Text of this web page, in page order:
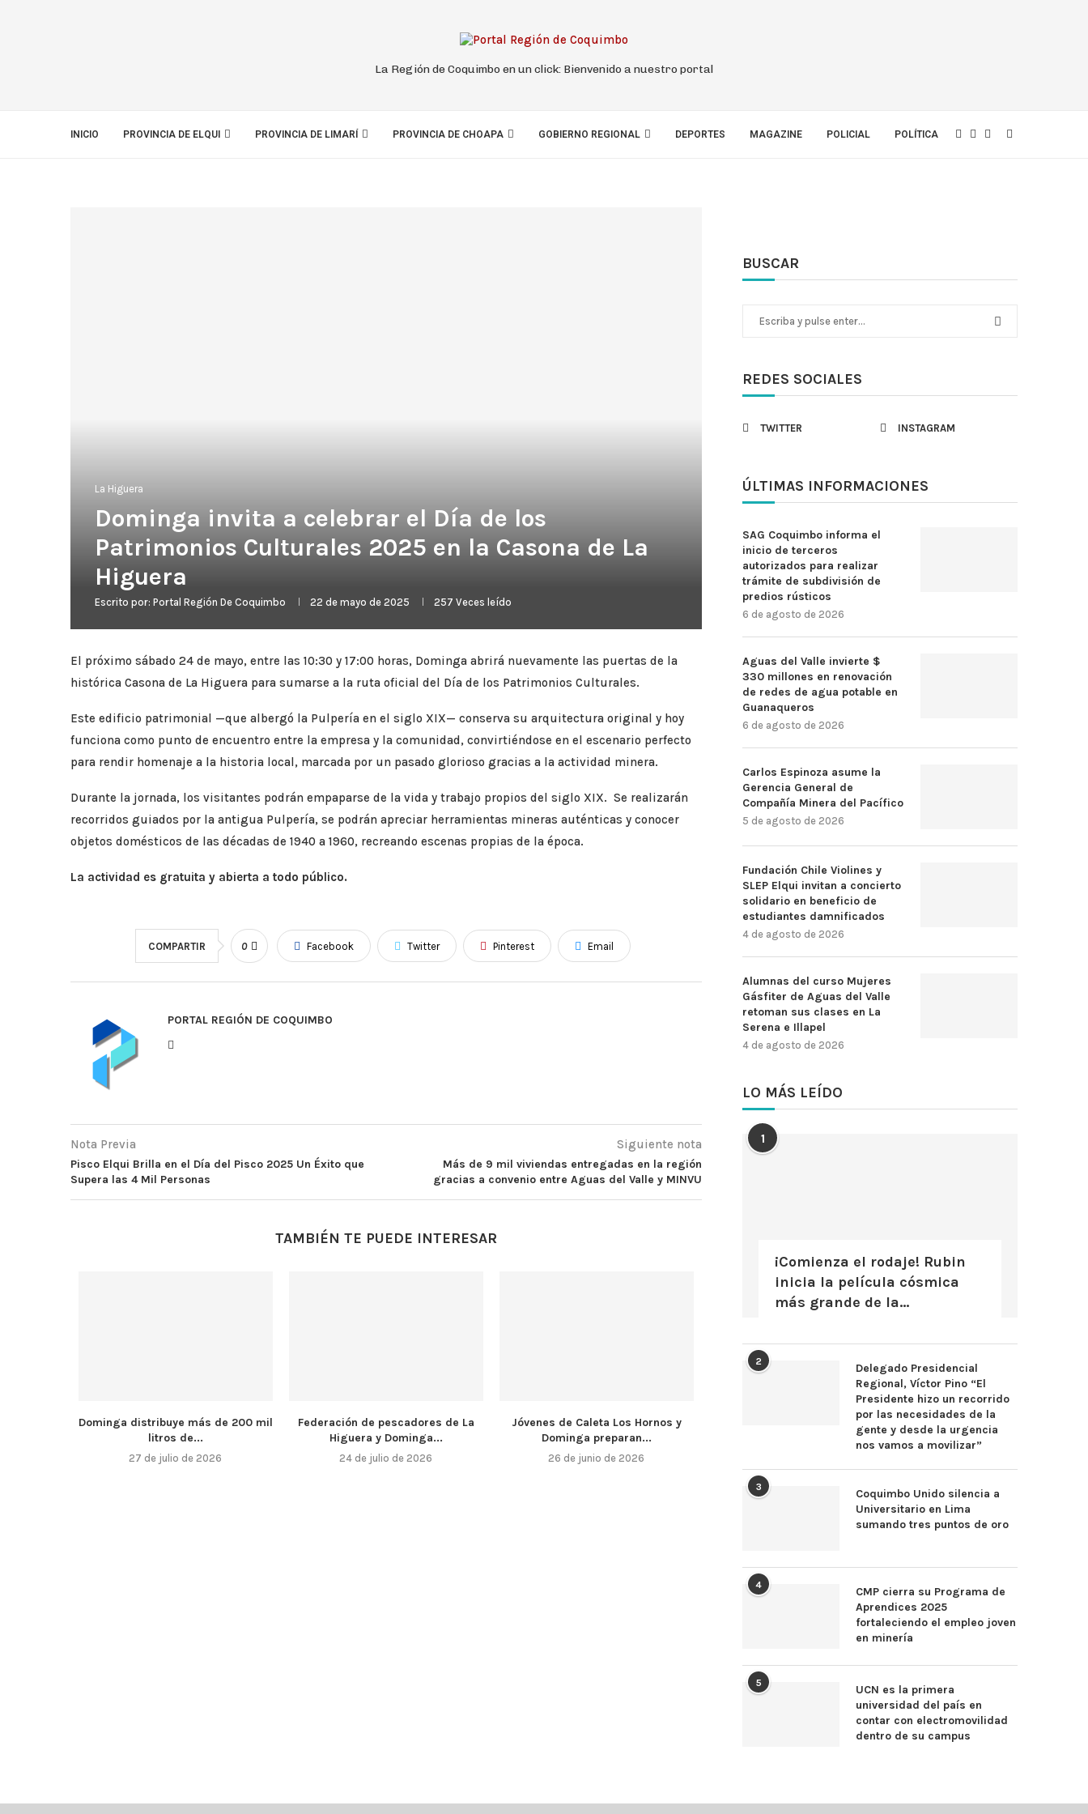
La Región de Coquimbo en un click: Bienvenido a nuestro portal
INICIO PROVINCIA DE ELQUI PROVINCIA DE LIMARÍ PROVINCIA DE CHOAPA GOBIERNO REGIONAL DEPORTES MAGAZINE POLICIAL POLÍTICA
La Higuera
Dominga invita a celebrar el Día de los
Patrimonios Culturales 2025 en la Casona de La
Higuera
Escrito por: Portal Región De Coquimbo 22 de mayo de 2025 257 Veces leído
El próximo sábado 24 de mayo, entre las 10:30 y 17:00 horas, Dominga abrirá nuevamente las puertas de la
histórica Casona de La Higuera para sumarse a la ruta oficial del Día de los Patrimonios Culturales.
Este edificio patrimonial —que albergó la Pulpería en el siglo XIX— conserva su arquitectura original y hoy
funciona como punto de encuentro entre la empresa y la comunidad, convirtiéndose en el escenario perfecto
para rendir homenaje a la historia local, marcada por un pasado glorioso gracias a la actividad minera.
Durante la jornada, los visitantes podrán empaparse de la vida y trabajo propios del siglo XIX. Se realizarán
recorridos guiados por la antigua Pulpería, se podrán apreciar herramientas mineras auténticas y conocer
objetos domésticos de las décadas de 1940 a 1960, recreando escenas propias de la época.
La actividad es gratuita y abierta a todo público.
COMPARTIR 0 Facebook Twitter Pinterest Email
PORTAL REGIÓN DE COQUIMBO
Nota Previa
Pisco Elqui Brilla en el Día del Pisco 2025 Un Éxito que
Supera las 4 Mil Personas
Siguiente nota
Más de 9 mil viviendas entregadas en la región
gracias a convenio entre Aguas del Valle y MINVU
TAMBIÉN TE PUEDE INTERESAR
Dominga distribuye más de 200 mil
litros de...
27 de julio de 2026
Federación de pescadores de La
Higuera y Dominga...
24 de julio de 2026
Jóvenes de Caleta Los Hornos y
Dominga preparan...
26 de junio de 2026
BUSCAR
REDES SOCIALES
TWITTER INSTAGRAM
ÚLTIMAS INFORMACIONES
SAG Coquimbo informa el
inicio de terceros
autorizados para realizar
trámite de subdivisión de
predios rústicos
6 de agosto de 2026
Aguas del Valle invierte $
330 millones en renovación
de redes de agua potable en
Guanaqueros
6 de agosto de 2026
Carlos Espinoza asume la
Gerencia General de
Compañía Minera del Pacífico
5 de agosto de 2026
Fundación Chile Violines y
SLEP Elqui invitan a concierto
solidario en beneficio de
estudiantes damnificados
4 de agosto de 2026
Alumnas del curso Mujeres
Gásfiter de Aguas del Valle
retoman sus clases en La
Serena e Illapel
4 de agosto de 2026
LO MÁS LEÍDO
1
¡Comienza el rodaje! Rubin
inicia la película cósmica
más grande de la...
2
Delegado Presidencial
Regional, Víctor Pino “El
Presidente hizo un recorrido
por las necesidades de la
gente y desde la urgencia
nos vamos a movilizar”
3
Coquimbo Unido silencia a
Universitario en Lima
sumando tres puntos de oro
4
CMP cierra su Programa de
Aprendices 2025
fortaleciendo el empleo joven
en minería
5
UCN es la primera
universidad del país en
contar con electromovilidad
dentro de su campus